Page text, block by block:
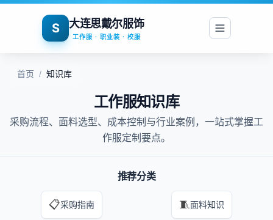
S 大连思戴尔服饰
工作服 · 职业装 · 校服
首页 / 知识库
工作服知识库
采购流程、面料选型、成本控制与行业案例，一站式掌握工
作服定制要点。
推荐分类
📋采购指南 🧵面料知识